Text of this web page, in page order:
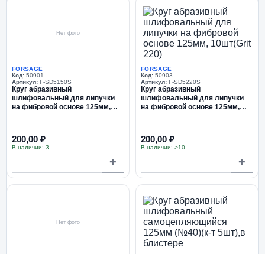
Нет фото
FORSAGE
Код: 50901
Артикул: F-SD5150S
Круг абразивный
шлифовальный для липучки
на фибровой основе 125мм,
200,00 ₽
В наличии: 3
+
FORSAGE
Код: 50903
Артикул: F-SD5220S
Круг абразивный
шлифовальный для липучки
на фибровой основе 125мм,
200,00 ₽
В наличии: >10
+
Нет фото